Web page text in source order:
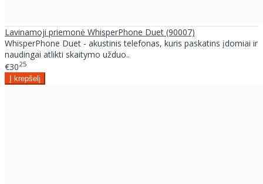
Lavinamoji priemonė WhisperPhone Duet (90007)
WhisperPhone Duet - akustinis telefonas, kuris paskatins įdomiai ir
naudingai atlikti skaitymo užduo..
€3025